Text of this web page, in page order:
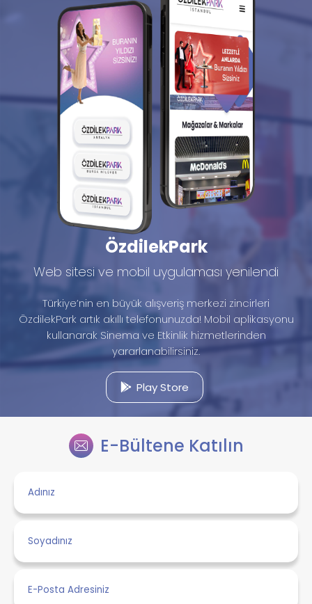
ÖzdilekPark
Web sitesi ve mobil uygulaması yenilendi
Türkiye’nin en büyük alışveriş merkezi zincirleri
ÖzdilekPark artık akıllı telefonunuzda! Mobil aplikasyonu
kullanarak Sinema ve Etkinlik hizmetlerinden
yararlanabilirsiniz.
Play Store
E-Bültene Katılın